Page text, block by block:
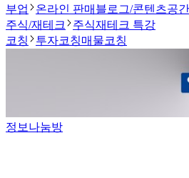
부업
온라인 판매 블로그/콘텐츠공
주식/재테크
주식재테크 특강
코칭
투자코칭매물코칭
정보나눔방